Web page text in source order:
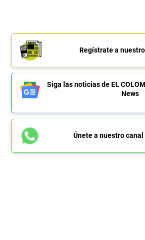
Regístrate a
Siga las noticias de EL
News
Únete a nuestro